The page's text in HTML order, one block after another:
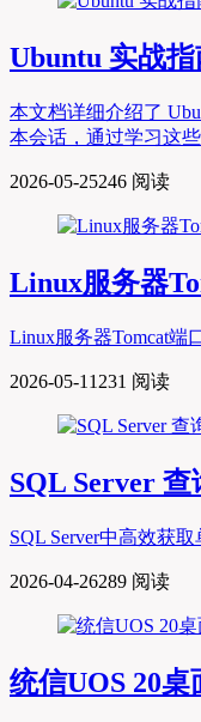
Ubuntu 实战
本文档详细介绍了
本会话，通过学习这
2026-05-25246 阅读
Linux服务器
Linux服务器Tomcat端
2026-05-11 231 阅读
SQL Server
SQL Server中高效获
2026-04-26289 阅读
统信UOS 20